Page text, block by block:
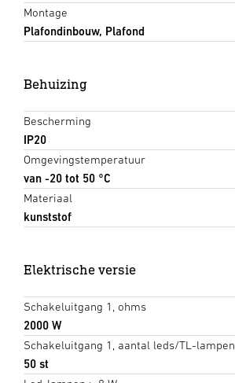
Montage
Plafondinbouw, Plafond
Behuizing
Bescherming
IP20
Omgevingstemperatuur
van -20 tot 50 °C
Materiaal
kunststof
Elektrische versie
Schakeluitgang 1, ohms
2000 W
Schakeluitgang 1, aantal leds/TL-lampen
50 st